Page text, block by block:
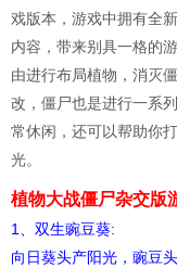
戏版本，游戏中拥有全
内容，带来别具一格的
由进行布局植物，消灭
改，僵尸也是进行一系
常休闲，还可以帮助你
光。
植物大战僵尸杂交版
1、双生豌豆葵:
向日葵头产阳光，豌豆